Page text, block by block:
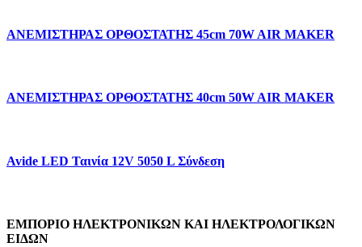
ΑΝΕΜΙΣΤΗΡΑΣ ΟΡΘΟΣΤΑΤΗΣ 45cm 70W AIR MAKER
ΑΝΕΜΙΣΤΗΡΑΣ ΟΡΘΟΣΤΑΤΗΣ 40cm 50W AIR MAKER
Avide LED Ταινία 12V 5050 L Σύνδεση
ΕΜΠΟΡΙΟ ΗΛΕΚΤΡΟΝΙΚΩΝ ΚΑΙ ΗΛΕΚΤΡΟΛΟΓΙΚΩΝ
ΕΙΔΩΝ